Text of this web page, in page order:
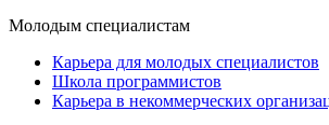
Молодым специалистам
Карьера для молодых специалистов
Школа программистов
Карьера в некоммерческих